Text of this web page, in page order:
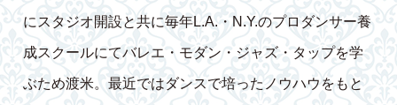
にスタジオ開設と共に毎年L.A.・N.Y.のプロダンサー養
成スクールにてバレエ・モダン・ジャズ・タップを学
ぶため渡米。最近ではダンスで培ったノウハウをもと